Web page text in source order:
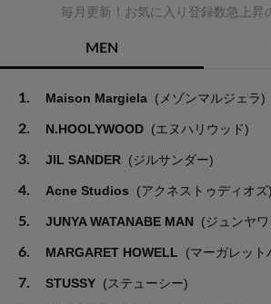
毎月更新！お気に入り登録数急上昇
MEN
1. Maison Margiela (メゾンマルジェラ)
2. N.HOOLYWOOD (エヌハリウッド)
3. JIL SANDER (ジルサンダー)
4. Acne Studios (アクネストゥディオズ)
5. JUNYA WATANABE MAN (ジュンヤ
6. MARGARET HOWELL (マーガレット
7. STUSSY (ステューシー)